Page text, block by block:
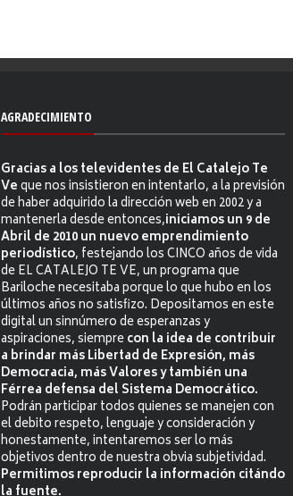
AGRADECIMIENTO
Gracias a los televidentes de El Catalejo Te
Veque nos insistieron en intentarlo, a la previsión
de haber adquirido la dirección web en 2002 y a
mantenerla desde entonces,iniciamos un 9 de
Abril de 2010 un nuevo emprendimiento
periodístico, festejando los CINCO años de vida
de EL CATALEJO TE VE, un programa que
Bariloche necesitaba porque lo que hubo en los
últimos años no satisfizo. Depositamos en este
digital un sinnúmero de esperanzas y
aspiraciones, siemprecon la idea de contribuir
a brindar más Libertad de Expresión, más
Democracia, más Valores y también una
Férrea defensa del Sistema Democrático.
Podrán participar todos quienes se manejen con
el debito respeto, lenguaje y consideración y
honestamente, intentaremos ser lo más
objetivos dentro de nuestra obvia subjetividad.
Permitimos reproducir la información citándo